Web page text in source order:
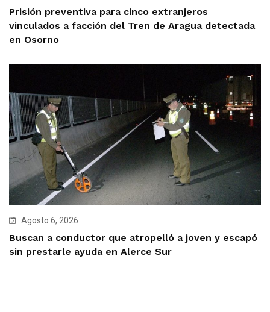
Prisión preventiva para cinco extranjeros
vinculados a facción del Tren de Aragua detectada
en Osorno
Agosto 6, 2026
Buscan a conductor que atropelló a joven y escapó
sin prestarle ayuda en Alerce Sur